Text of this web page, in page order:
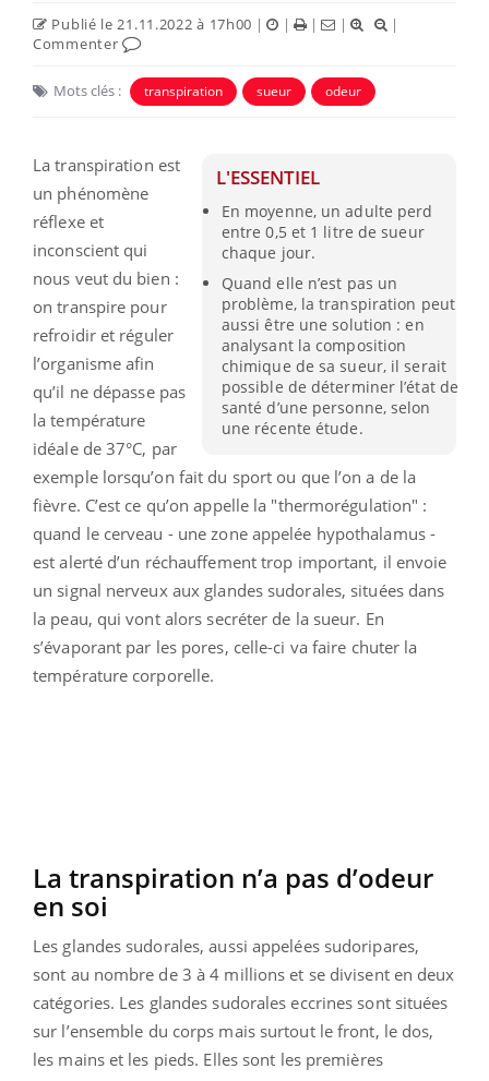
Publié le 21.11.2022 à 17h00 | | | |
|
Commenter
Mots clés : transpiration sueur odeur
L'ESSENTIEL
En moyenne, un adulte perd
entre 0,5 et 1 litre de sueur
chaque jour.
Quand elle n’est pas un
problème, la transpiration peut
aussi être une solution : en
analysant la composition
chimique de sa sueur, il serait
possible de déterminer l’état de
santé d’une personne, selon
une récente étude.
La transpiration est
un phénomène
réflexe et
inconscient qui
nous veut du bien :
on transpire pour
refroidir et réguler
l’organisme afin
qu’il ne dépasse pas
la température
idéale de 37°C, par
exemple lorsqu’on fait du sport ou que l’on a de la
fièvre. C’est ce qu’on appelle la "thermorégulation" :
quand le cerveau - une zone appelée hypothalamus -
est alerté d’un réchauffement trop important, il envoie
un signal nerveux aux glandes sudorales, situées dans
la peau, qui vont alors secréter de la sueur. En
s’évaporant par les pores, celle-ci va faire chuter la
température corporelle.
La transpiration n’a pas d’odeur
en soi
Les glandes sudorales, aussi appelées sudoripares,
sont au nombre de 3 à 4 millions et se divisent en deux
catégories. Les glandes sudorales eccrines sont situées
sur l’ensemble du corps mais surtout le front, le dos,
les mains et les pieds. Elles sont les premières